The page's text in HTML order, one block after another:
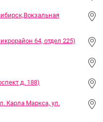
64, отдел 225)
д. 188)
Карла Маркса, ул.